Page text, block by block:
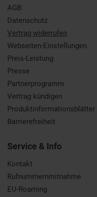
AGB
Datenschutz
Vertrag widerrufen
Webseiten-Einstellungen
Preis-Leistung
Presse
Partnerprogramm
Vertrag kündigen
Produktinformationsblätter
Barrierefreiheit
Service & Info
Kontakt
Rufnummernmitnahme
EU-Roaming